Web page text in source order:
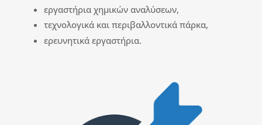
εργαστήρια χημικών αναλύσεων,
τεχνολογικά και περιβαλλοντικά πάρκα,
ερευνητικά εργαστήρια.